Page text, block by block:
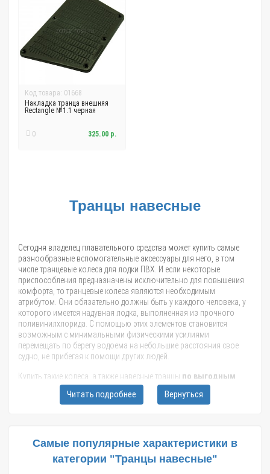
Код товара: 01668
Накладка транца внешняя
Rectangle №1.1 черная
0 325.00 р.
Транцы навесные
Сегодня владелец плавательного средства может купить самые
разнообразные вспомогательные аксессуары для него, в том
числе транцевые колеса для лодки ПВХ. И если некоторые
приспособления предназначены исключительно для повышения
комфорта, то транцевые колеса являются необходимым
атрибутом. Они обязательно должны быть у каждого человека, у
которого имеется надувная лодка, выполненная из прочного
поливинилхлорида. С помощью этих элементов становится
возможным с минимальными физическими усилиями
перемещать по берегу водоема на небольшие расстояния свое
судно, не прибегая к помощи других людей.
Купить такие колеса, а также навесные транцы по выгодным
вы можете на сайте нашего интернет-магазина в Москве.
Оформляйте заявки прямо сейчас!
Специфика навесного транца
Обычно навесной транец применяется на гребных плавательных
Читать подробнее Вернуться
Самые популярные характеристики в
категории "Транцы навесные"